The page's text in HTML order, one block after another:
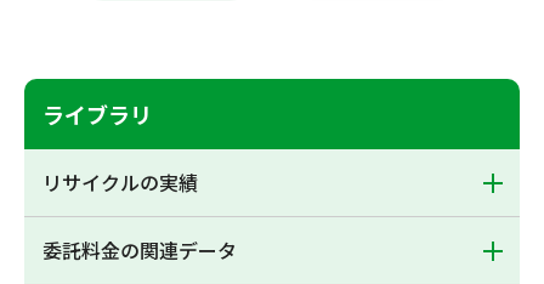
ライブラリ
リサイクルの実績
委託料金の関連データ